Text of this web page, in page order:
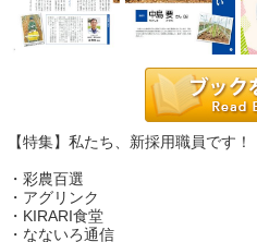
【特集】私たち、新採用職員です！
・彩農百選
・アグリンク
・KIRARI食堂
・なないろ通信
saga ebooksとは
よくある質問
サイトマップ
お問い合わせ